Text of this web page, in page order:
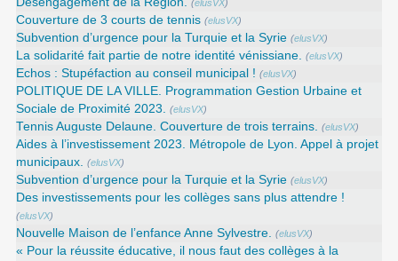
(elusVX)
Couverture de 3 courts de tennis (elusVX)
Subvention d’urgence pour la Turquie et la Syrie (elusVX)
La solidarité fait partie de notre identité vénissiane. (elusVX)
Echos : Stupéfaction au conseil municipal ! (elusVX)
POLITIQUE DE LA VILLE. Programmation Gestion Urbaine et
Sociale de Proximité 2023. (elusVX)
Tennis Auguste Delaune. Couverture de trois terrains. (elusVX)
Aides à l’investissement 2023. Métropole de Lyon. Appel à projet
municipaux. (elusVX)
Subvention d’urgence pour la Turquie et la Syrie (elusVX)
Des investissements pour les collèges sans plus attendre !
(elusVX)
Nouvelle Maison de l’enfance Anne Sylvestre. (elusVX)
« Pour la réussite éducative, il nous faut des collèges à la